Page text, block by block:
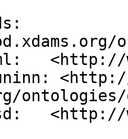
<http://
ontologies/
<http://